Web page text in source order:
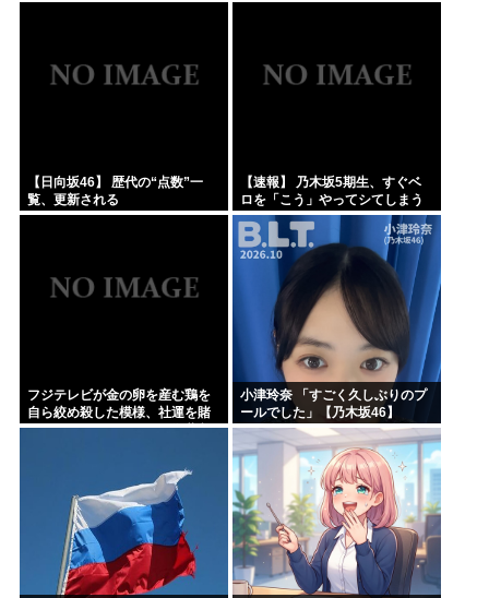
ｗ のキーホルダーを調べたら
【日向坂46】 歴代の“点数”一
覧、更新される
【速報】 乃木坂5期生、すぐベ
ロを「こう」やってシてしまう
ｗｗｗｗｗｗ
フジテレビが金の卵を産む鶏を
自ら絞め殺した模様、社運を賭
けたドル箱コンテンツが御蔵入
小津玲奈 「すごく久しぶりのプ
ールでした」【乃木坂46】